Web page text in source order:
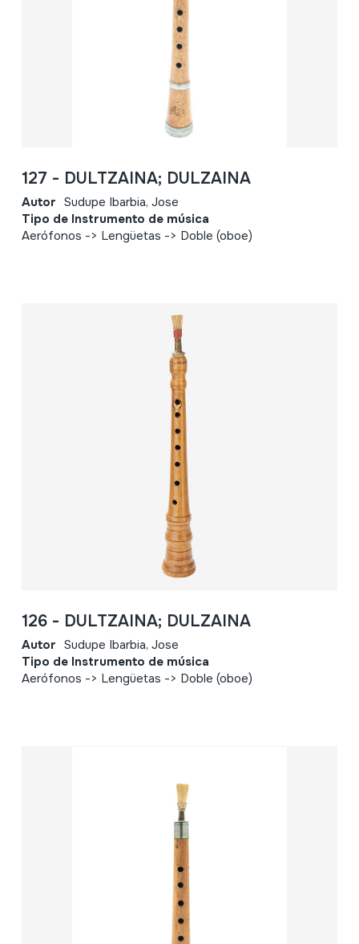
127 - DULTZAINA; DULZAINA
Autor Sudupe Ibarbia, Jose
Tipo de Instrumento de música
Aerófonos -> Lengüetas -> Doble (oboe)
126 - DULTZAINA; DULZAINA
Autor Sudupe Ibarbia, Jose
Tipo de Instrumento de música
Aerófonos -> Lengüetas -> Doble (oboe)